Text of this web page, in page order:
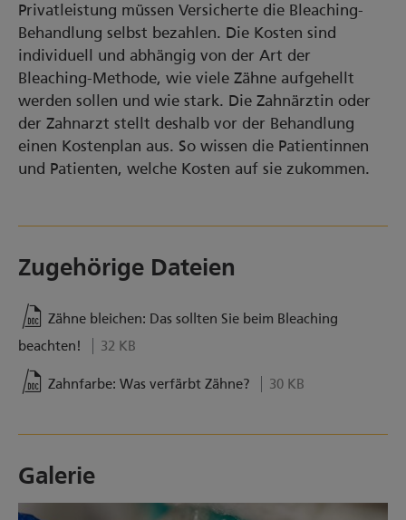
Privatleistung müssen Versicherte die Bleaching-
Behandlung selbst bezahlen. Die Kosten sind
individuell und abhängig von der Art der
Bleaching-Methode, wie viele Zähne aufgehellt
werden sollen und wie stark. Die Zahnärztin oder
der Zahnarzt stellt deshalb vor der Behandlung
einen Kostenplan aus. So wissen die Patientinnen
und Patienten, welche Kosten auf sie zukommen.
Zugehörige Dateien
Zähne bleichen: Das sollten Sie beim Bleaching
beachten!
32 KB
Zahnfarbe: Was verfärbt Zähne? 30 KB
Galerie